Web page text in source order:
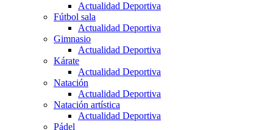
Actualidad Deportiva
Fútbol sala
Actualidad Deportiva
Gimnasio
Actualidad Deportiva
Kárate
Actualidad Deportiva
Natación
Actualidad Deportiva
Natación artística
Actualidad Deportiva
Pádel